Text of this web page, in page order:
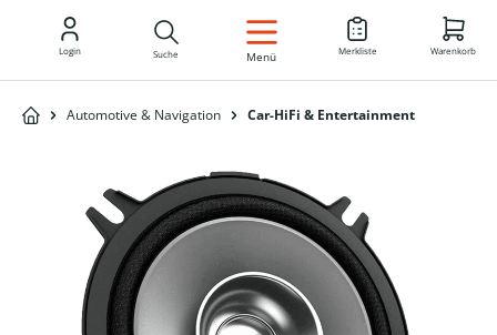
DE
Login Suche Menü Merkliste Warenkorb
Automotive & Navigation Car-HiFi & Entertainment